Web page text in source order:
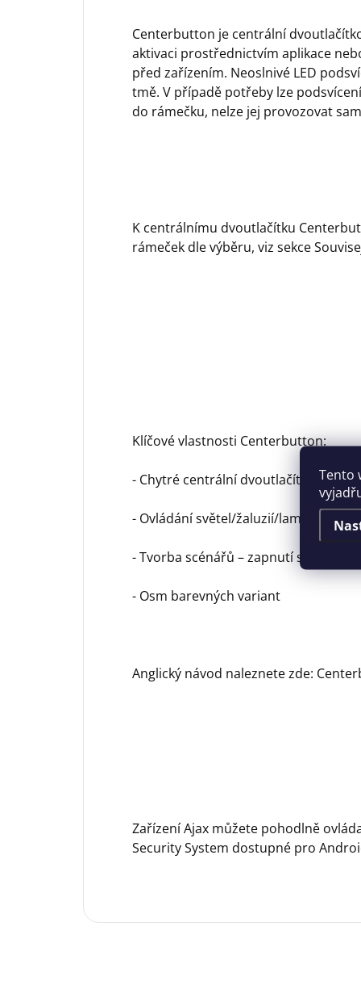
Tento
Centerbutton je centrální
aktivaci prostřednictvím aplikace
před zařízením. Neoslnivé LED
tmě. V případě potřeby lze
do rámečku, nelze jej provozovat
K centrálnímu dvoutlačítku
rámeček dle výběru, viz sekce
Klíčové vlastnosti Centerbutton:
- Chytré centrální dvoutlačítko s LED
- Ovládání světel/žaluzií/lamp skrz
- Tvorba scénářů – zapnutí světel při
- Osm barevných variant
Anglický návod naleznete zde:
Zařízení Ajax můžete pohodlně
Security System dostupné pro